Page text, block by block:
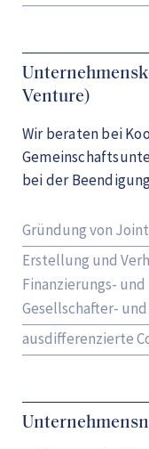
Venture)
Wir beraten bei
bei der
Gründung von
Erstellung und
Finanzierungs-
Gesellschafter-
ausdifferenzierte